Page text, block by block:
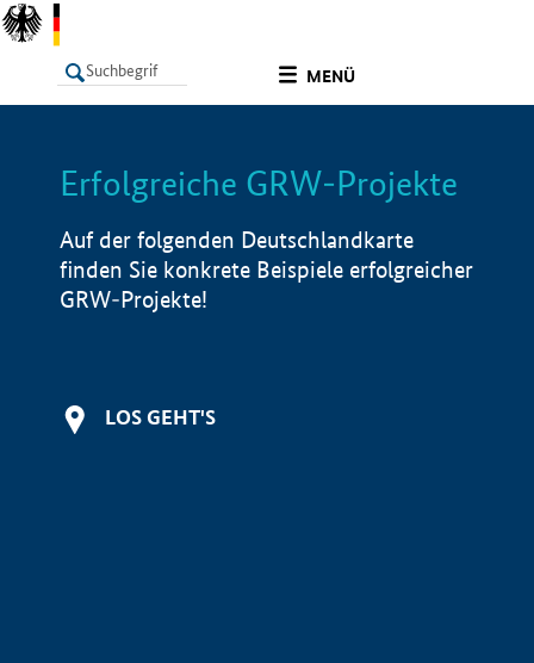
MENÜ
LISTE Info
Erfolgreiche GRW-Projekte
Auf der folgenden Deutschlandkarte
finden Sie konkrete Beispiele erfolgreicher
GRW-Projekte!
LOS GEHT'S